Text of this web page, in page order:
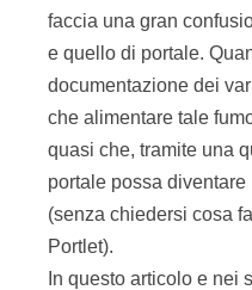
faccia una gran
e quello di portale.
documentazione dei
che alimentare tale
quasi che, tramite una
portale possa diventare
(senza chiedersi cosa
Portlet).
In questo articolo e nei